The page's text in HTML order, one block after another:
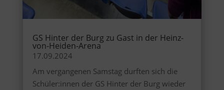
GS Hinter der Burg zu Gast in der Heinz-
von-Heiden-Arena
17.09.2024
Am vergangenen Samstag durften sich die
Schüler:innen der GS Hinter der Burg wieder